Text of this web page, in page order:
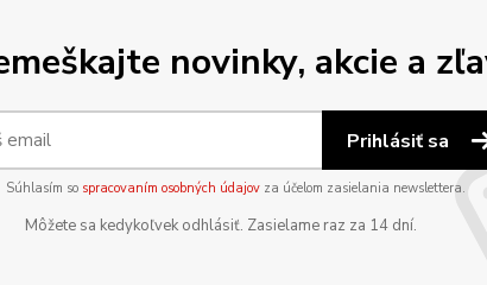
novinky, akcie a
Prihlásiť sa
Súhlasím so spracovaním osobných údajovza účelom zasielania newslettera.
Môžete sa kedykoľvek odhlásiť. Zasielame raz za 14 dní.